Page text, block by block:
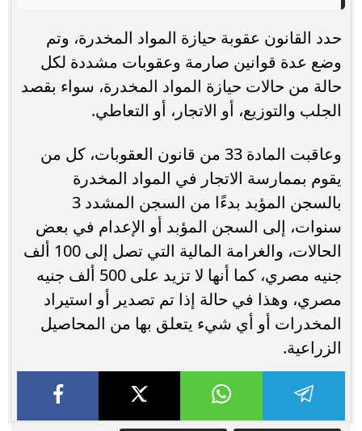
حدد القانون عقوبة حيازة المواد المخدرة، وتم
وضع عدة قوانين صارمة وعقوبات مشددة لكل
حالة من حالات حيازة المواد المخدرة، سواء بقصد
الجلب والتوزيع، أو الاتجار، أو التعاطي.
وعاقبت المادة 33 من قانون العقوبات، كل من
يقوم بممارسة الاتجار في المواد المخدرة
بالسجن المؤبد بدءًا من السجن المشدد 3
سنوات، إلى السجن المؤبد أو الإعدام في بعض
الحالات، والغرامة المالية التي تصل إلى 100 ألف
جنيه مصري، كما أنها لا تزيد على 500 ألف جنيه
مصري، وهذا في حالة إذا تم تصدير أو استيراد
المخدرات أو أي شيء يتعلق بها من المحاصيل
الزراعية.